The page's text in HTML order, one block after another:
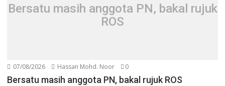
Bersatu masih anggota PN, bakal rujuk
ROS
07/08/2026 Hassan Mohd. Noor 0
Bersatu masih anggota PN, bakal rujuk ROS